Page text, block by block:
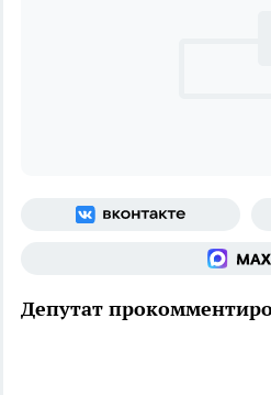
Депутат